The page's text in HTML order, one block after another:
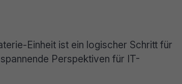
Einheit ist ein logischer Schritt für
Perspektiven für IT-